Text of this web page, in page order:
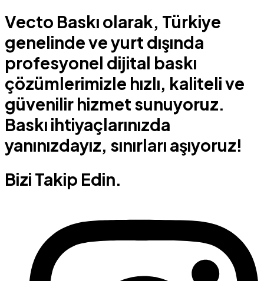
Vecto Baskı olarak, Türkiye
genelinde ve yurt dışında
profesyonel dijital baskı
çözümlerimizle hızlı, kaliteli ve
güvenilir hizmet sunuyoruz.
Baskı ihtiyaçlarınızda
yanınızdayız, sınırları aşıyoruz!
Bizi Takip Edin.